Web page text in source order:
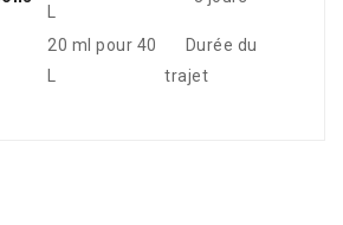
20 ml pour 40
Durée du
trajet